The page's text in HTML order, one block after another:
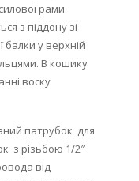
рами.
з піддону зі
балки у верхній
В кошику
воску
патрубок для
з різьбою 1/2″
від